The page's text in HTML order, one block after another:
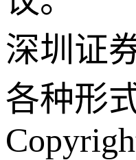
深圳证
各种形